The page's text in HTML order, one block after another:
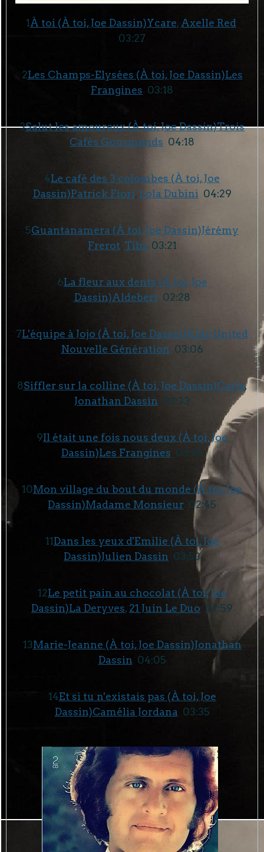
1À toi (À toi, Joe Dassin)Ycare, Axelle Red
03:27
2Les Champs-Elysées (À toi, Joe Dassin)Les
Frangines 03:18
3Salut les amoureux (À toi, Joe Dassin)Trois
Cafés Gourmands 04:18
4Le café des 3 colombes (À toi, Joe
Dassin)Patrick Fiori, Lola Dubini 04:29
5Guantanamera (À toi, Joe Dassin)Jérémy
Frerot, Tibz 03:21
6La fleur aux dents (À toi, Joe
Dassin)Aldebert 02:28
7L'équipe à Jojo (À toi, Joe Dassin)Kids United
Nouvelle Génération 03:06
8Siffler sur la colline (À toi, Joe Dassin)Carla,
Jonathan Dassin 02:33
9Il était une fois nous deux (À toi, Joe
Dassin)Les Frangines 03:34
10Mon village du bout du monde (À toi, Joe
Dassin)Madame Monsieur 02:45
11Dans les yeux d'Emilie (À toi, Joe
Dassin)Julien Dassin 03:53
12Le petit pain au chocolat (À toi, Joe
Dassin)La Deryves, 21 Juin Le Duo 02:59
13Marie-Jeanne (À toi, Joe Dassin)Jonathan
Dassin 04:05
14Et si tu n'existais pas (À toi, Joe
Dassin)Camélia Jordana 03:35